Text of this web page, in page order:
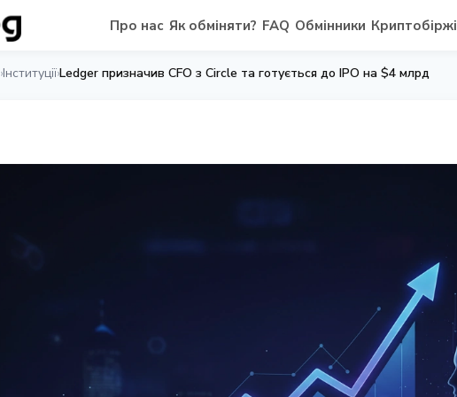
Про нас Як обміняти? FAQ Обмінники Криптобіржі
›Інституції›Ledger призначив CFO з Circle та готується до IPO на $4 млрд